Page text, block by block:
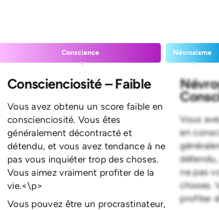
Conscience Névrosisme
Conscienciosité – Faible
Vous avez obtenu un score faible en
conscienciosité. Vous êtes
généralement décontracté et
détendu, et vous avez tendance à ne
pas vous inquiéter trop des choses.
Vous aimez vraiment profiter de la
vie.<\p>
Vous pouvez être un procrastinateur,
Vous
en
ne pas
choses.
profiter